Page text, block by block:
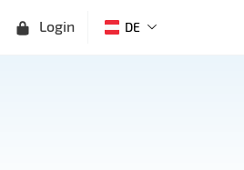
Login DE